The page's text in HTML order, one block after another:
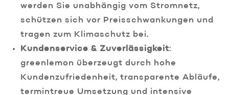
werden Sie unabhängig vom Stromnetz,
schützen sich vor Preisschwankungen und
tragen zum Klimaschutz bei.
Kundenservice & Zuverlässigkeit:
greenlemon überzeugt durch hohe
Kundenzufriedenheit, transparente Abläufe,
termintreue Umsetzung und intensive